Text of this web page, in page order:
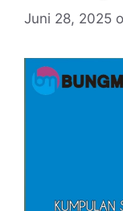
Juni 28, 2025